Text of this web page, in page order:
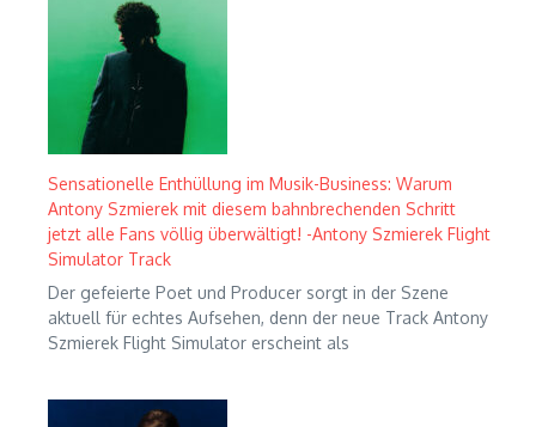
Sensationelle Enthüllung im Musik-Business: Warum
Antony Szmierek mit diesem bahnbrechenden Schritt
jetzt alle Fans völlig überwältigt! -Antony Szmierek Flight
Simulator Track
Der gefeierte Poet und Producer sorgt in der Szene
aktuell für echtes Aufsehen, denn der neue Track Antony
Szmierek Flight Simulator erscheint als